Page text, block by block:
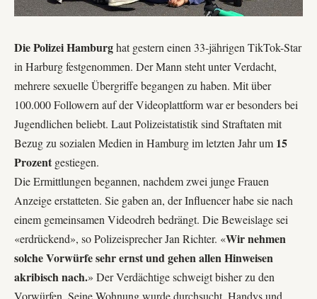
Die Polizei Hamburghat gestern einen 33-jährigen TikTok-Star
in Harburg festgenommen. Der Mann steht unter Verdacht,
mehrere sexuelle Übergriffe begangen zu haben. Mit über
100.000 Followern auf der Videoplattform war er besonders bei
Jugendlichen beliebt. LautPolizeistatistiksind Straftaten mit
Bezug zu sozialen Medien in Hamburg im letzten Jahr um 15
Prozent gestiegen.
Die Ermittlungen begannen, nachdem zwei junge Frauen
Anzeige erstatteten. Sie gaben an, der Influencer habe sie nach
einem gemeinsamen Videodreh bedrängt. Die Beweislage sei
«erdrückend», so Polizeisprecher Jan Richter. «Wir nehmen
solche Vorwürfe sehr ernst und gehen allen Hinweisen
akribisch nach.» Der Verdächtige schweigt bisher zu den
Vorwürfen. Seine Wohnung wurde durchsucht, Handys und